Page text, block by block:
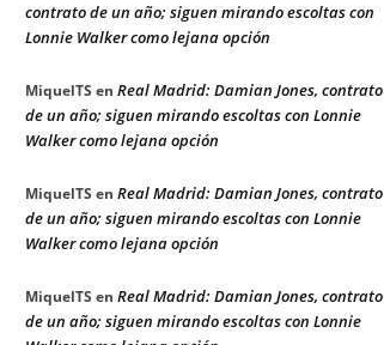
contrato de un año; siguen mirando escoltas con
Lonnie Walker como lejana opción
MiquelTS en Real Madrid: Damian Jones, contrato
de un año; siguen mirando escoltas con Lonnie
Walker como lejana opción
MiquelTS en Real Madrid: Damian Jones, contrato
de un año; siguen mirando escoltas con Lonnie
Walker como lejana opción
MiquelTS en Real Madrid: Damian Jones, contrato
de un año; siguen mirando escoltas con Lonnie